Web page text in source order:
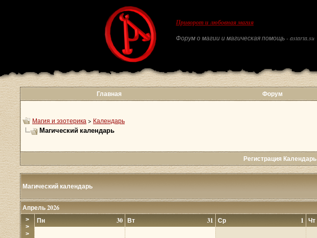
Приворот и любовная магия
Форум о магии и магическая помощь - astarta.su
Главная Форум
Магия и эзотерика > Календарь
Магический календарь
Регистрация Календарь
Магический календарь
Апрель 2026
>
>
>
30
Пн 31
Вт 1
Ср Чт